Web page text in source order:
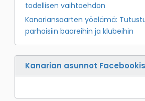
todellisen vaihtoehdon
Kanariansaarten yöelämä:
parhaisiin baareihin ja klubeihin
Kanarian asunnot